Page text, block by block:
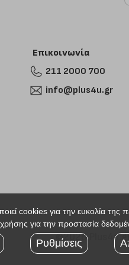
Επικοινωνία
211 2000 700
info@plus4u.gr
©2026
cookies για την ευκολία της
για την προστασία
Ρυθμίσεις